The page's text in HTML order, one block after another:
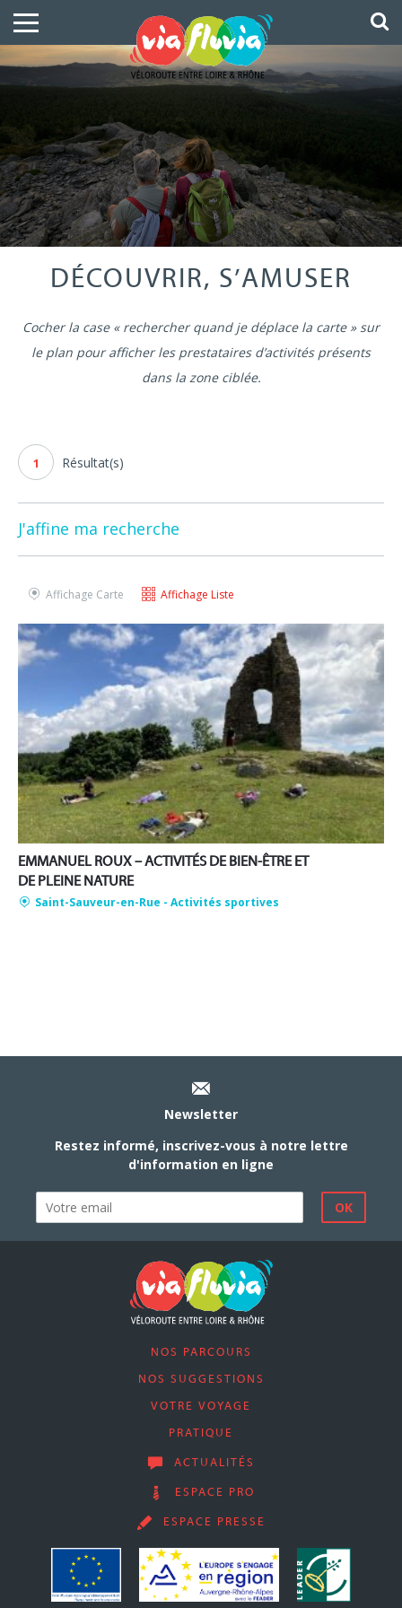
DÉCOUVRIR, S’AMUSER
Cocher la case « rechercher quand je déplace la carte » sur
le plan pour afficher les prestataires d’activités présents
dans la zone ciblée.
1 Résultat(s)
J'affine ma recherche
Affichage Carte Affichage Liste
EMMANUEL ROUX – ACTIVITÉS DE BIEN-ÊTRE ET
DE PLEINE NATURE
Saint-Sauveur-en-Rue - Activités sportives
Newsletter
Restez informé, inscrivez-vous à notre lettre
d'information en ligne
NOS PARCOURS
NOS SUGGESTIONS
VOTRE VOYAGE
PRATIQUE
ACTUALITÉS
ESPACE PRO
ESPACE PRESSE